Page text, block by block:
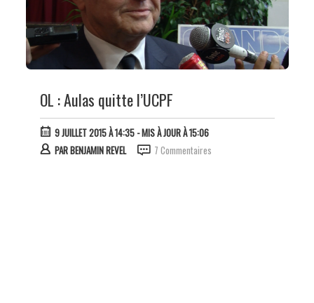
OL : Aulas quitte l’UCPF
9 JUILLET 2015 À 14:35- MIS À JOUR À 15:06
PARBENJAMIN REVEL 7 Commentaires